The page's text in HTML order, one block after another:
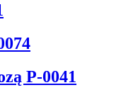
P-0041